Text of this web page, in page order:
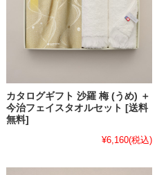
カタログギフト 沙羅 梅 (うめ) ＋
今治フェイスタオルセット [送料
無料]
¥6,160(税込)